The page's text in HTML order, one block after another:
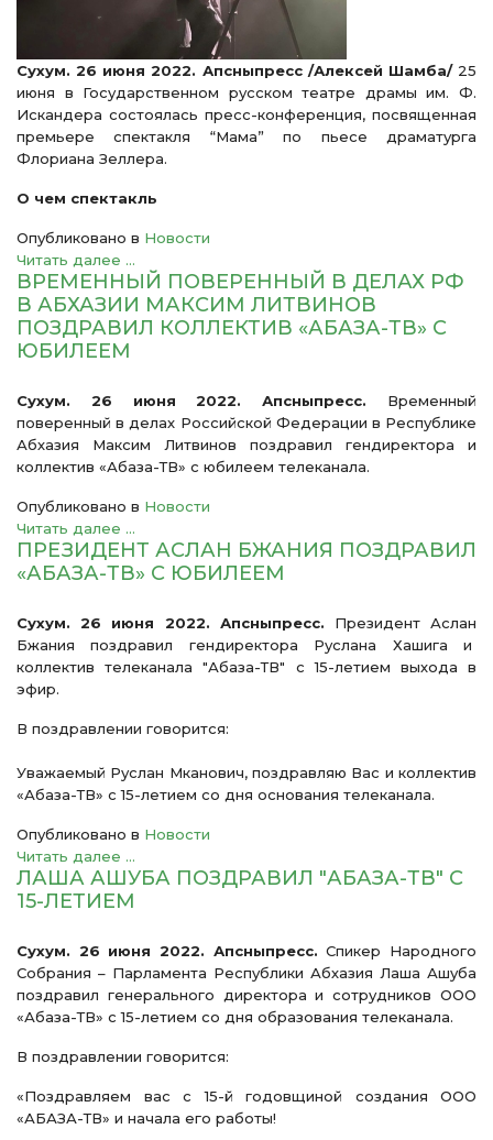
Сухум. 26 июня 2022. Апсныпресс /Алексей Шамба/25
июня в Государственном русском театре драмы им. Ф.
Искандера состоялась пресс-конференция, посвященная
премьере спектакля “Мама” по пьесе драматурга
Флориана Зеллера.
О чем спектакль
Опубликовано в Новости
Читать далее ...
ВРЕМЕННЫЙ ПОВЕРЕННЫЙ В ДЕЛАХ РФ
В АБХАЗИИ МАКСИМ ЛИТВИНОВ
ПОЗДРАВИЛ КОЛЛЕКТИВ «АБАЗА-ТВ» С
ЮБИЛЕЕМ
Сухум. 26 июня 2022. Апсныпресс. Временный
поверенный в делах Российской Федерации в Республике
Абхазия Максим Литвинов поздравил гендиректора и
коллектив «Абаза-ТВ» с юбилеем телеканала.
Опубликовано в Новости
Читать далее ...
ПРЕЗИДЕНТ АСЛАН БЖАНИЯ ПОЗДРАВИЛ
«АБАЗА-ТВ» С ЮБИЛЕЕМ
Сухум. 26 июня 2022. Апсныпресс. Президент Аслан
Бжания поздравил гендиректора Руслана Хашига и
коллектив телеканала "Абаза-ТВ" с 15-летием выхода в
эфир.
В поздравлении говорится:
Уважаемый Руслан Мканович, поздравляю Вас и коллектив
«Абаза-ТВ» с 15-летием со дня основания телеканала.
Опубликовано в Новости
Читать далее ...
ЛАША АШУБА ПОЗДРАВИЛ "АБАЗА-ТВ" С
15-ЛЕТИЕМ
Сухум. 26 июня 2022. Апсныпресс. Спикер Народного
Собрания – Парламента Республики Абхазия Лаша Ашуба
поздравил генерального директора и сотрудников ООО
«Абаза-ТВ» с 15-летием со дня образования телеканала.
В поздравлении говорится:
«Поздравляем вас с 15-й годовщиной создания ООО
«АБАЗА-ТВ» и начала его работы!